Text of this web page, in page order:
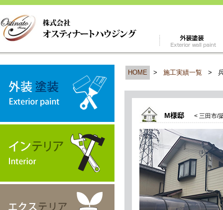
HOME > 施工実績一覧 >
M様邸 < 三田市/